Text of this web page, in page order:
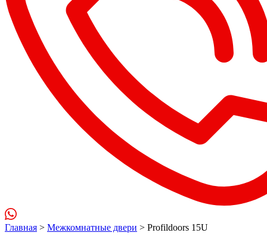
Главная > Межкомнатные двери > Profildoors 15U